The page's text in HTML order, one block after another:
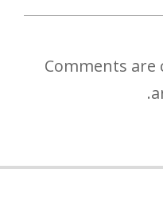
Comments are